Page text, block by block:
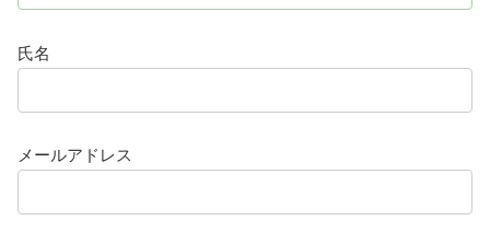
氏名
メールアドレス